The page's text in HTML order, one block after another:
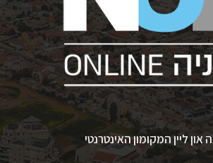
און ליין המקומון האינטרנטי